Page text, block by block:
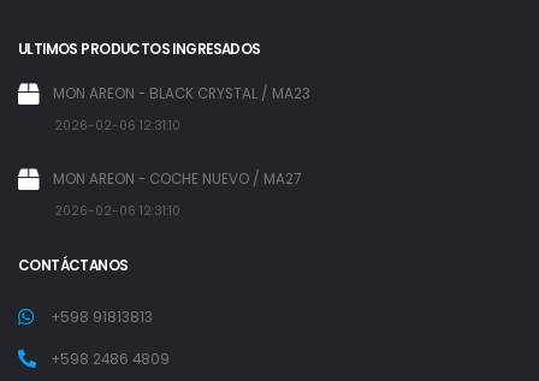
ULTIMOS PRODUCTOS INGRESADOS
MON AREON - BLACK CRYSTAL / MA23
2026-02-06 12:31:10
MON AREON - COCHE NUEVO / MA27
2026-02-06 12:31:10
CONTÁCTANOS
+598 91813813
+598 2486 4809